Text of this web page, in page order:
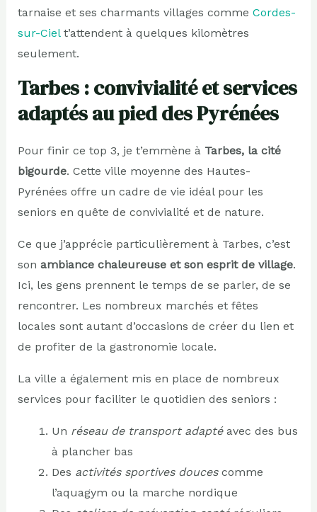
tarnaise et ses charmants villages comme Cordes-
sur-Cielt’attendent à quelques kilomètres
seulement.
Tarbes : convivialité et services
adaptés au pied des Pyrénées
Pour finir ce top 3, je t’emmène à Tarbes, la cité
bigourde. Cette ville moyenne des Hautes-
Pyrénées offre un cadre de vie idéal pour les
seniors en quête de convivialité et de nature.
Ce que j’apprécie particulièrement à Tarbes, c’est
son ambiance chaleureuse et son esprit de village.
Ici, les gens prennent le temps de se parler, de se
rencontrer. Les nombreux marchés et fêtes
locales sont autant d’occasions de créer du lien et
de profiter de la gastronomie locale.
La ville a également mis en place de nombreux
services pour faciliter le quotidien des seniors :
Un réseau de transport adaptéavec des bus
à plancher bas
Des activités sportives doucescomme
l’aquagym ou la marche nordique